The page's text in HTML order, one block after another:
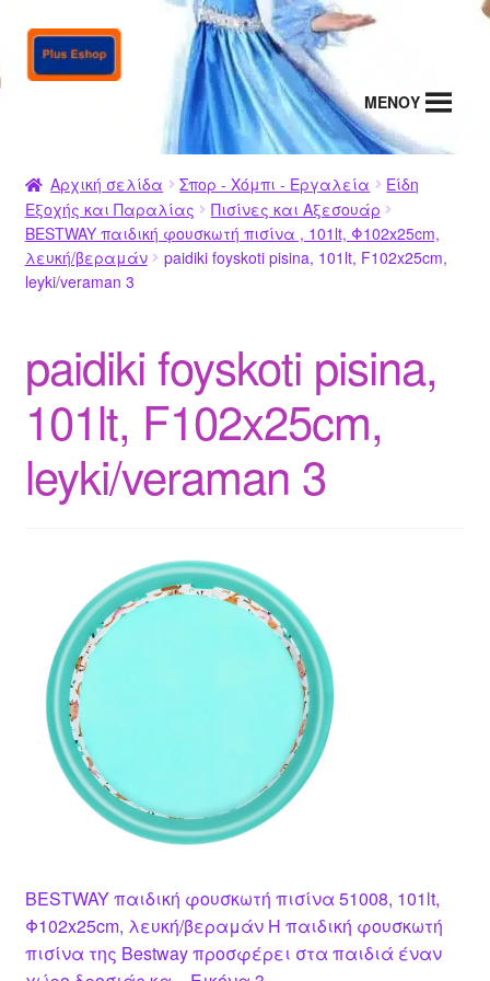
Απευθείας
μετάβαση
Μετάβαση
σε
MENΟΥ
Αρχική σελίδα Σπορ - Χόμπι - Εργαλεία
Είδη
Εξοχής και Παραλίας
Πισίνες και Αξεσουάρ
BESTWAY παιδική φουσκωτή πισίνα , 101lt, Φ102x25cm,
λευκή/βεραμάν
paidiki foyskoti pisina, 101lt, F102x25cm,
leyki/veraman 3
paidiki foyskoti pisina,
101lt, F102x25cm,
leyki/veraman 3
BESTWAY παιδική φουσκωτή πισίνα 51008, 101lt,
Φ102x25cm, λευκή/βεραμάν Η παιδική φουσκωτή
πισίνα της Bestway προσφέρει στα παιδιά έναν